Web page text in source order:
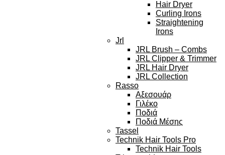
Hair Dryer
Curling Irons
Straightening
Irons
Jrl
JRL Brush – Combs
JRL Clipper & Trimmer
JRL Hair Dryer
JRL Collection
Rasso
Αξεσουάρ
Γιλέκο
Ποδιά
Ποδιά Μέσης
Tassel
Technik Hair Tools Pro
Technik Hair Tools